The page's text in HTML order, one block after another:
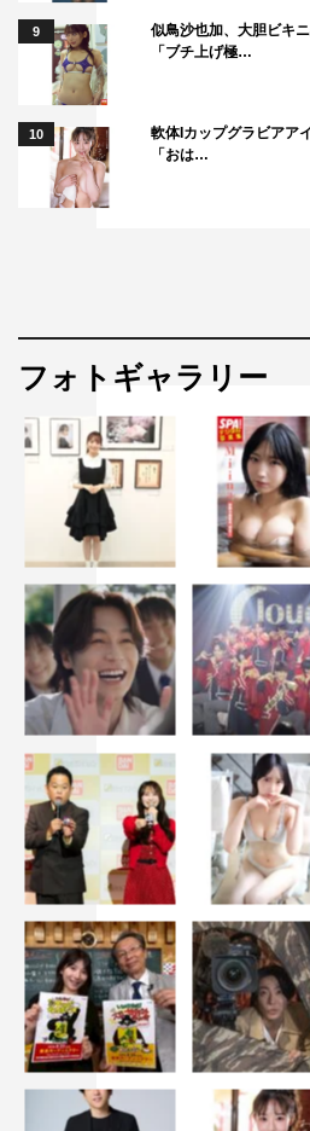
9
似鳥沙也加、大胆ビキ
「ブチ上げ極…
10
軟体Iカップグラビアア
「おは…
フォトギャラリー